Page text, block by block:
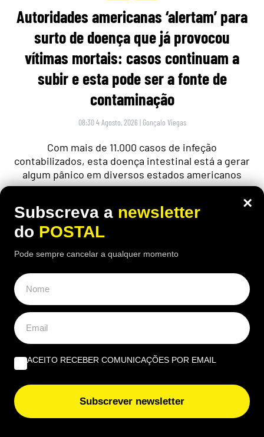
Autoridades americanas ‘alertam’ para
surto de doença que já provocou
vítimas mortais: casos continuam a
subir e esta pode ser a fonte de
contaminação
08:30 4 Agosto, 2026 | Gonçalo Viegas
Com mais de 11.000 casos de infeção
contabilizados, esta doença intestinal está a gerar
algum pânico em diversos estados americanos
Inquilino recusou pagar taxa do lixo
×
Subscreva a newsletter
do POSTAL
Pode sempre cancelar a qualquer momento
ACEITO RECEBER COMUNICAÇÕES POR EMAIL
Subscrever newsletter